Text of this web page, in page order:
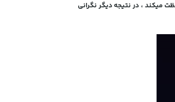
میکند ، در نتیجه دیگر نگرانی